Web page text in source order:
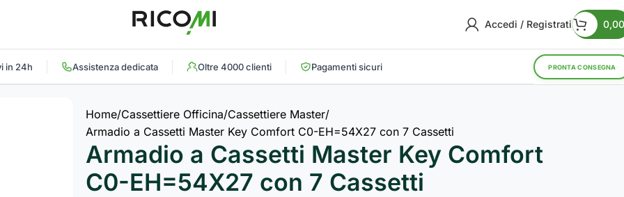
Accedi / Registrati 0,00
in 24h Assistenza dedicata Oltre 4000 clienti Pagamenti sicuri PRONTA CONSEGNA
Home Cassettiere Officina Cassettiere Master
Armadio a Cassetti Master Key Comfort C0-EH=54X27 con 7 Cassetti
Armadio a Cassetti Master Key Comfort
C0-EH=54X27 con 7 Cassetti